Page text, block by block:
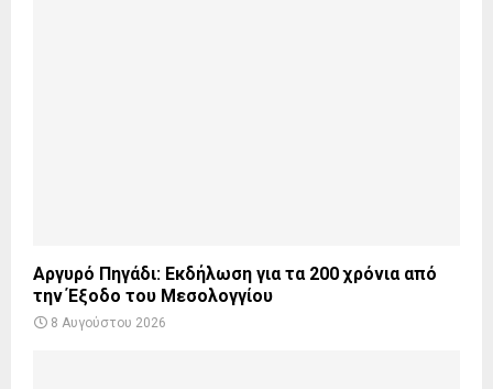
Αργυρό Πηγάδι: Εκδήλωση για τα 200 χρόνια από
την Έξοδο του Μεσολογγίου
8 Αυγούστου 2026